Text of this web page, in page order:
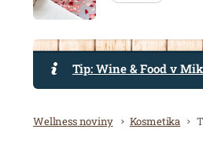
Tip: Wine & Food v
Drobečková
Wellness noviny Kosmetika